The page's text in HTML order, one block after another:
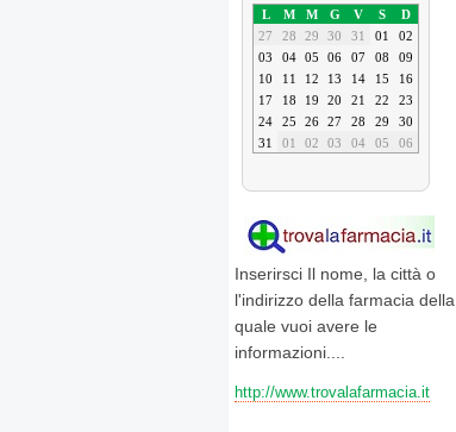
L M M G V S
D
27
28 29 30 31 01
02
03
04 05 06 07 08
09
10
11 12 13 14 15
16
17
18 19 20 21 22
23
24
25 26 27 28 29
30
31
01 02 03 04 05 06
Inserirsci Il nome, la città o
l'indirizzo della farmacia della
quale vuoi avere le
informazioni....
http://www.trovalafarmacia.it